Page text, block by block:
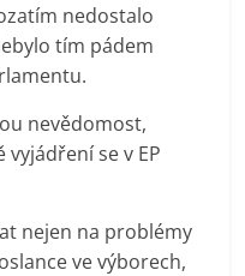
nedostalo
tím pádem
nevědomost,
se v EP
nejen na problémy
ve výborech,